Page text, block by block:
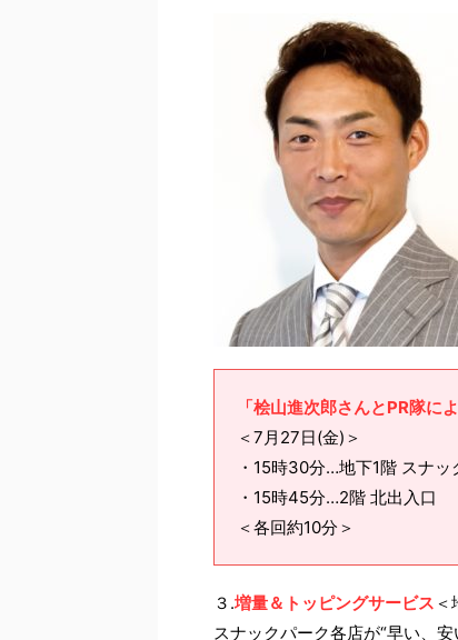
「桧山進次郎さんとPR隊に
＜7月27日(金)＞
・15時30分…地下1階 スナッ
・15時45分…2階 北出入口
＜各回約10分＞
３.増量＆トッピングサービス
スナックパーク各店が“早い、